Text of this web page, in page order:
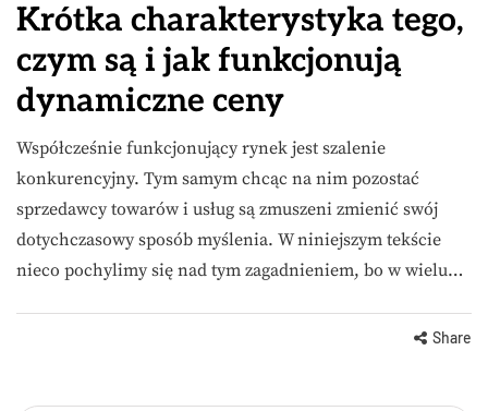
Krótka charakterystyka tego,
czym są i jak funkcjonują
dynamiczne ceny
Współcześnie funkcjonujący rynek jest szalenie
konkurencyjny. Tym samym chcąc na nim pozostać
sprzedawcy towarów i usług są zmuszeni zmienić swój
dotychczasowy sposób myślenia. W niniejszym tekście
nieco pochylimy się nad tym zagadnieniem, bo w wielu…
Share